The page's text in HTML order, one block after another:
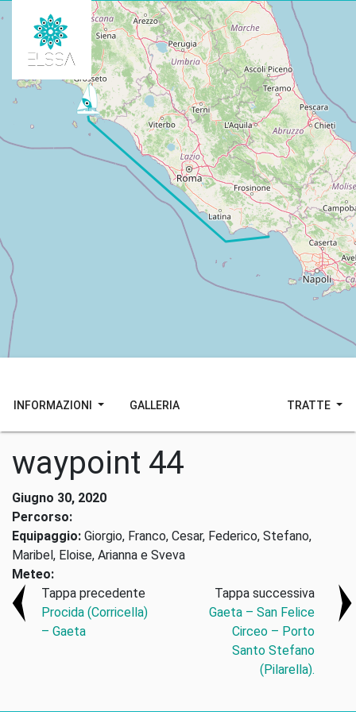
INFORMAZIONI GALLERIA TRATTE
waypoint 44
Giugno 30, 2020
Percorso:
Equipaggio: Giorgio, Franco, Cesar, Federico, Stefano,
Maribel, Eloise, Arianna e Sveva
Meteo:
Tappa precedente
Procida (Corricella)
– Gaeta
Tappa successiva
Gaeta – San Felice
Circeo – Porto
Santo Stefano
(Pilarella).